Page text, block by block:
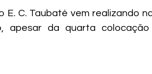
E. C. Taubaté vem realizando
apesar da quarta